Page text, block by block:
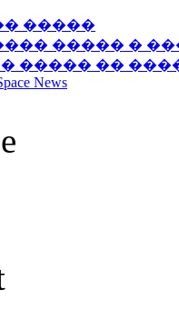
�����
����� �
����� ��
News